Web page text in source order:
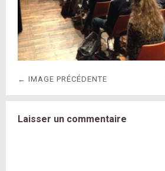
← IMAGE PRÉCÉDENTE
Laisser un commentaire